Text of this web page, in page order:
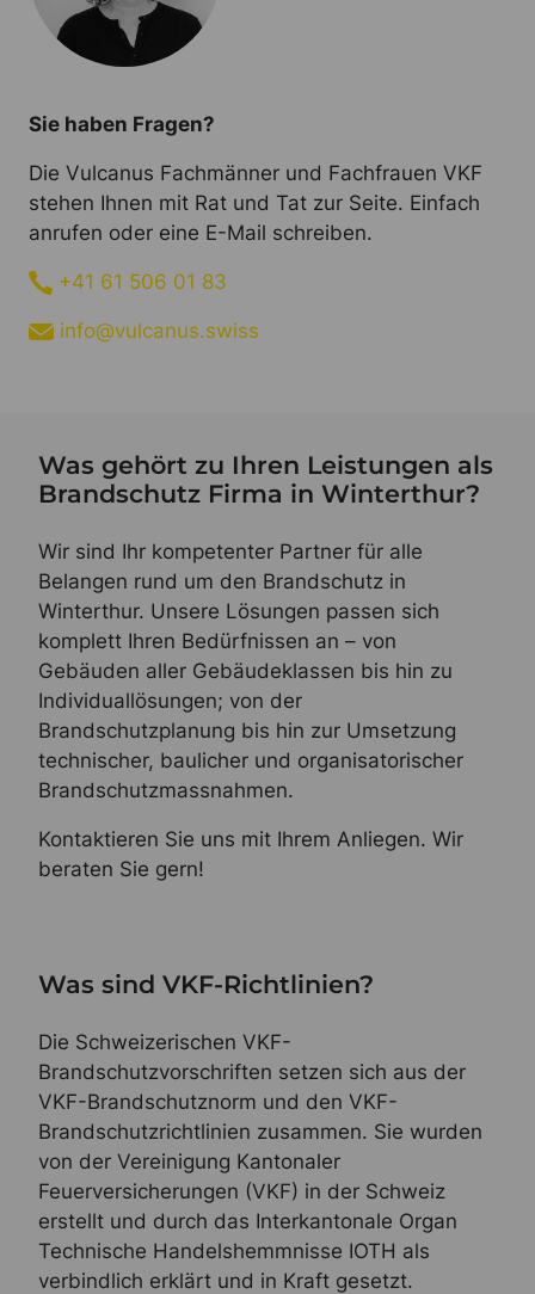
Sie haben Fragen?
Die Vulcanus Fachmänner und Fachfrauen VKF
stehen Ihnen mit Rat und Tat zur Seite. Einfach
anrufen oder eine E-Mail schreiben.
+41 61 506 01 83
info@vulcanus.swiss
Was gehört zu Ihren Leistungen als
Brandschutz Firma in Winterthur?
Wir sind Ihr kompetenter Partner für alle
Belangen rund um den Brandschutz in
Winterthur. Unsere Lösungen passen sich
komplett Ihren Bedürfnissen an – von
Gebäuden aller Gebäudeklassen bis hin zu
Individuallösungen; von der
Brandschutzplanung bis hin zur Umsetzung
technischer, baulicher und organisatorischer
Brandschutzmassnahmen.
Kontaktieren Sie uns mit Ihrem Anliegen. Wir
beraten Sie gern!
Was sind VKF-Richtlinien?
Die Schweizerischen VKF-
Brandschutzvorschriften setzen sich aus der
VKF-Brandschutznorm und den VKF-
Brandschutzrichtlinien zusammen. Sie wurden
von der Vereinigung Kantonaler
Feuerversicherungen (VKF) in der Schweiz
erstellt und durch das Interkantonale Organ
Technische Handelshemmnisse IOTH als
verbindlich erklärt und in Kraft gesetzt.